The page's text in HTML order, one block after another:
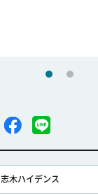
志木ハイデンス